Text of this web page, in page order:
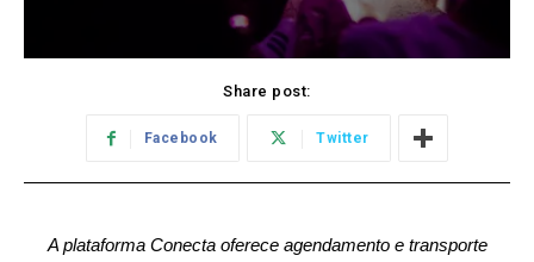
Share post:
Facebook Twitter
A plataforma Conecta oferece agendamento e transporte